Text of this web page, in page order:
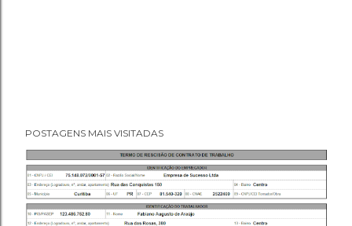
POSTAGENS MAIS VISITADAS